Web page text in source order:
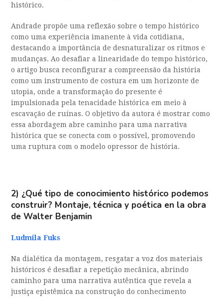
histórico.
Andrade propõe uma reflexão sobre o tempo histórico
como uma experiência imanente à vida cotidiana,
destacando a importância de desnaturalizar os ritmos e
mudanças. Ao desafiar a linearidade do tempo histórico,
o artigo busca reconfigurar a compreensão da história
como um instrumento de costura em um horizonte de
utopia, onde a transformação do presente é
impulsionada pela tenacidade histórica em meio à
escavação de ruínas. O objetivo da autora é mostrar como
essa abordagem abre caminho para uma narrativa
histórica que se conecta com o possível, promovendo
uma ruptura com o modelo opressor de história.
2) ¿Qué tipo de conocimiento histórico podemos
construir? Montaje, técnica y poética en la obra
de Walter Benjamin
Ludmila Fuks
Na dialética da montagem, resgatar a voz dos materiais
históricos é desafiar a repetição mecânica, abrindo
caminho para uma narrativa autêntica que revela a
justiça epistêmica na construção do conhecimento